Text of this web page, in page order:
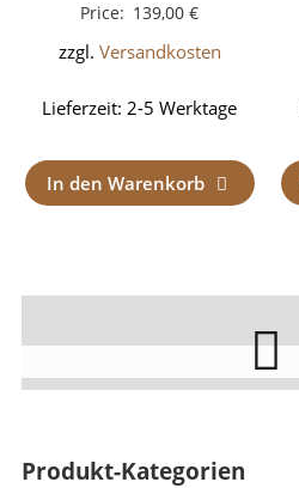
Price: 139,00€
zzgl. Versandkosten
Lieferzeit:2-5 Werktage
In den Warenkorb
Produkt-Kategorien